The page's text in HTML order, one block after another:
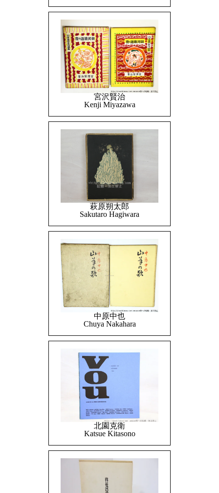
宮沢賢治
Kenji Miyazawa
萩原朔太郎
Sakutaro Hagiwara
中原中也
Chuya Nakahara
北園克衛
Katsue Kitasono